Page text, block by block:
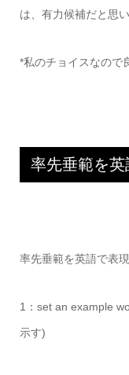
は、有力候補だと思い
*私のチョイスなので
率先垂範を英
率先垂範を英語で表
1：set an example
示す)